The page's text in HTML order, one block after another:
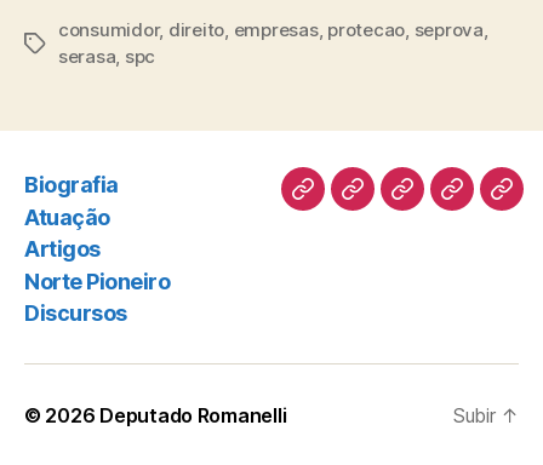
Tags
consumidor, direito empresas, protecao seprova
serasa spc
Biografia
Atuação
Artigos
Norte Pioneiro
Discursos
BiografiaAtuaçãoArtigosNorte
© 2026 Deputado Romanelli Subir ↑